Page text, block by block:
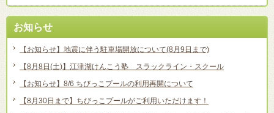
お知らせ
【お知らせ】地震に伴う駐車場開放について(8月9日まで)
【8月8日(土)】江津湖けんこう塾 スラックライン・スクール
【お知らせ】8/6 ちびっこプールの利用再開について
【8月30日まで】ちびっこプールがご利用いただけます！